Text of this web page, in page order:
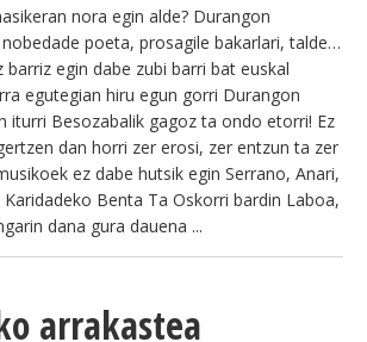
nora egin alde? Durangon
poeta, prosagile bakarlari, talde…
egin dabe zubi barri bat euskal
egutegian hiru egun gorri Durangon
iturri Besozabalik gagoz ta ondo etorri! Ez
dan horri zer erosi, zer entzun ta zer
ez dabe hutsik egin Serrano, Anari,
Benta Ta Oskorri bardin Laboa,
dana gura dauena ...
arrakastea